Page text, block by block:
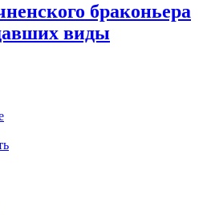
браконьера
виды